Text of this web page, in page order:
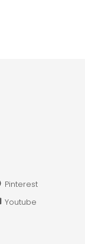
Pinterest
Youtube